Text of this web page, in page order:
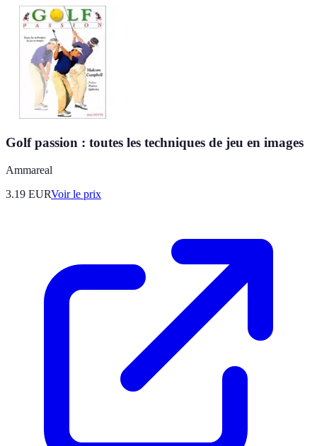
Golf passion : toutes les techniques de jeu en images
Ammareal
3.19 EURVoir le prix